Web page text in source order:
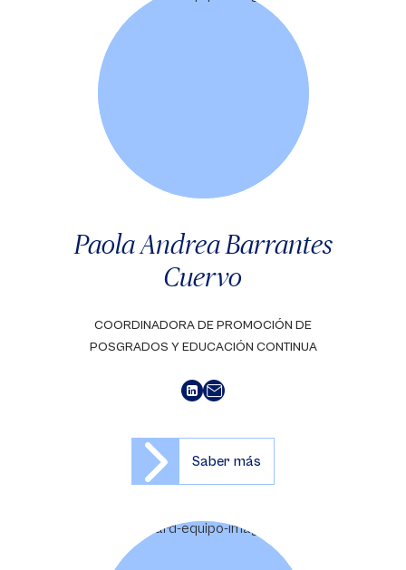
Paola Andrea Barrantes
Cuervo
COORDINADORA DE PROMOCIÓN DE
POSGRADOS Y EDUCACIÓN CONTINUA
Saber más